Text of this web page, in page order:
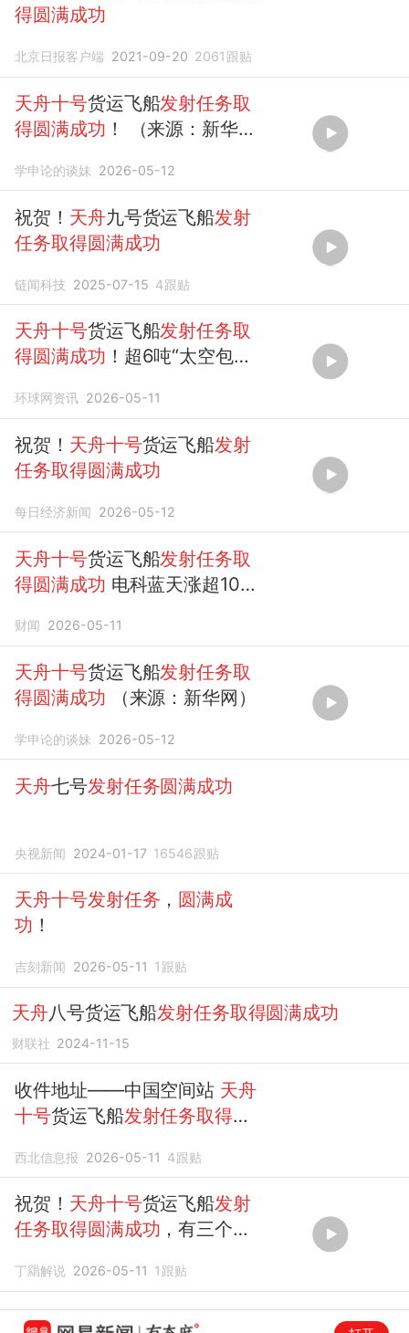
得圆满成功
北京日报客户端 2021-09-20 2061 跟贴
天舟十号货运飞船发射任务取
得圆满成功 ！ （来源：新华
学申论的谈妹 2026-05-12
祝贺！ 天舟九号货运飞船发射
任务取得圆满成功
链闻科技 2025-07-15 4跟贴
天舟十号货运飞船发射任务取
得圆满成功 ！超6吨“太空包裹”
环球网资讯 2026-05-11
祝贺！ 天舟十号货运飞船发射
任务取得圆满成功
每日经济新闻 2026-05-12
天舟十号货运飞船发射任务取
得圆满成功 电科蓝天涨超10%
财闻 2026-05-11
天舟十号货运飞船发射任务取
得圆满成功 （来源：新华网）
学申论的谈妹 2026-05-12
天舟七号发射任务圆满成功
央视新闻 2024-01-17 16546跟贴
天舟十号发射任务 ， 圆满成
功 ！
吉刻新闻 2026-05-11 1 跟贴
天舟八号货运飞船发射任务取得圆满成功
财联社 2024-11-15
收件地址——中国空间站 天舟
十号货运飞船发射任务取得圆
西北信息报 2026-05-11 4跟贴
祝贺！ 天舟十号货运飞船发射
任务取得圆满成功 ，有三个没
丁羂解说 2026-05-11 1 跟贴